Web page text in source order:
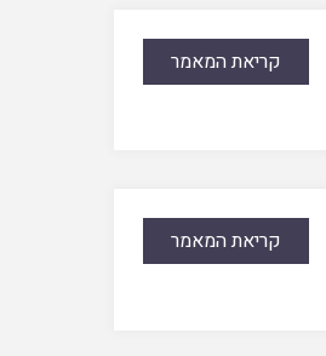
קריאת המאמר
קריאת המאמר